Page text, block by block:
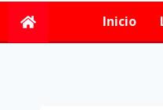
Inicio